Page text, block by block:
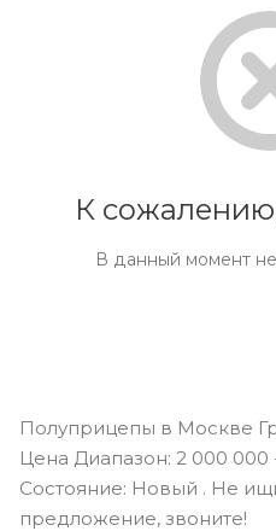
К
В данный момент
Полуприцепы в Москве
Цена Диапазон: 2 000 000
Состояние: Новый . Не
предложение, звоните!